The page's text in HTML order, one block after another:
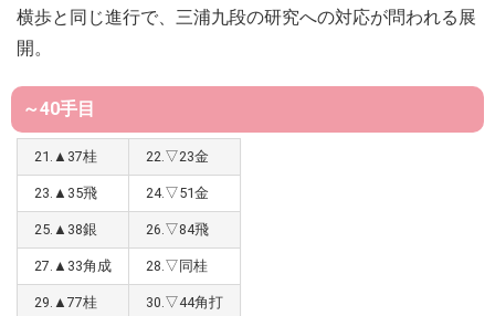
横歩と同じ進行で、三浦九段の研究への対応が問われる展
開。
～40手目
21.▲37桂 22.▽23金
23.▲35飛 24.▽51金
25.▲38銀 26.▽84飛
27.▲33角成 28.▽同桂
29.▲77桂 30.▽44角打